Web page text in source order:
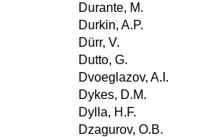
Durante, M.
Durkin, A.P.
Dürr, V.
Dutto, G.
Dvoeglazov, A.I.
Dykes, D.M.
Dylla, H.F.
Dzagurov, O.B.